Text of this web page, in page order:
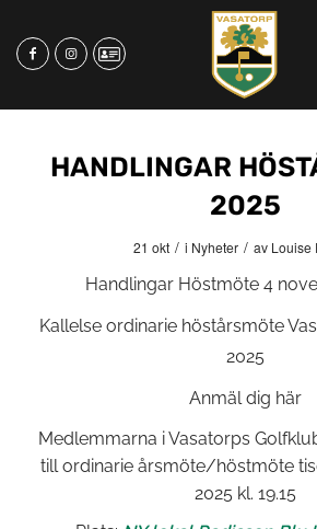
HANDLINGAR
2025
21 okt / i Nyheter / av Louise
Handlingar Höstmöte 4
Kallelse ordinarie höstårsmöte
2025
Anmäl dig här
Medlemmarna i Vasatorps
till ordinarie årsmöte/höstmöte
2025 kl. 19.15